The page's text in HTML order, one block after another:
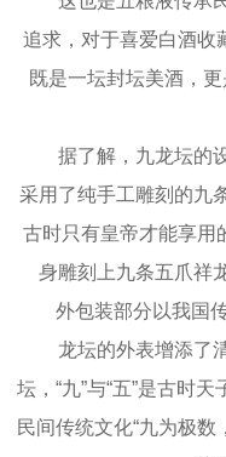
追求，对于喜爱白酒收
既是一坛封坛美酒，
据了解，九龙坛的设
采用了纯手工雕刻的九
古时只有皇帝才能享用
身雕刻上九条五爪祥
外包装部分以我国传
龙坛的外表增添了
坛，“九”与“五”是古时
民间传统文化“九为极数